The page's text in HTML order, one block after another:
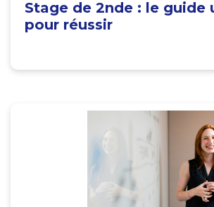
Stage de 2nde : le guide
pour réussir